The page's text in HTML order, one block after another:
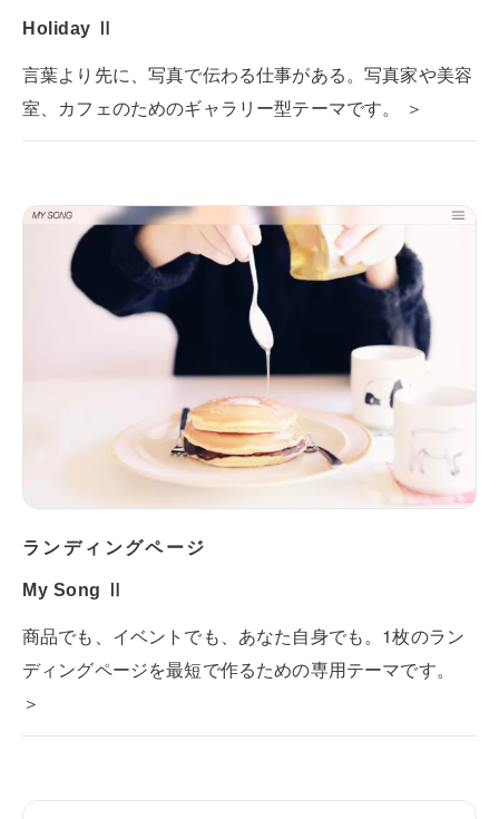
Holiday Ⅱ
言葉より先に、写真で伝わる仕事がある。写真家や美容
室、カフェのためのギャラリー型テーマです。 ＞
ランディングページ
My Song Ⅱ
商品でも、イベントでも、あなた自身でも。1枚のラン
ディングページを最短で作るための専用テーマです。
＞